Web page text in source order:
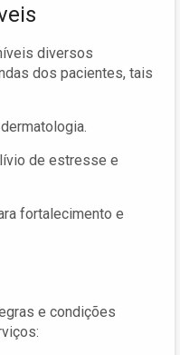
diversos
dos pacientes, tais
de estresse e
fortalecimento e
e condições